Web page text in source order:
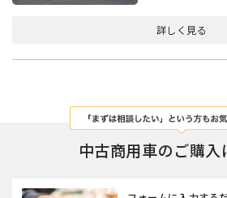
詳しく見る
中古商用車のご購入